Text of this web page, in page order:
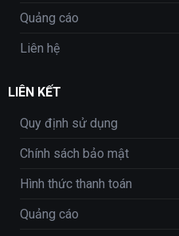
Quảng cáo
Liên hệ
LIÊN KẾT
Quy định sử dụng
Chính sách bảo mật
Hình thức thanh toán
Quảng cáo